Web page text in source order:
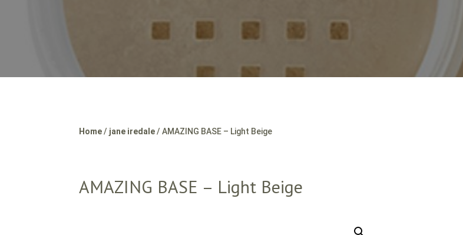
Home/ jane iredale/ AMAZING BASE – Light Beige
AMAZING BASE – Light Beige